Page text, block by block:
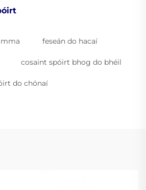
feseán do hacaí
cosaint spóirt bhog do bhéil
do chónaí